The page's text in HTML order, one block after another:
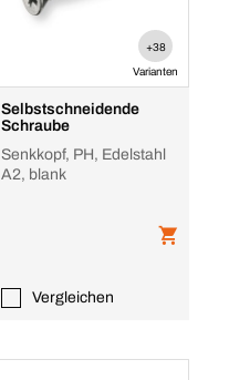
+38
Varianten
Selbstschneidende
Schraube
Senkkopf, PH, Edelstahl
A2, blank
Vergleichen